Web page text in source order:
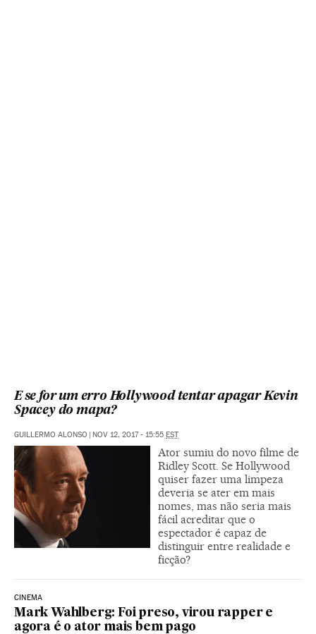
E se for um erro Hollywood tentar apagar Kevin
Spacey do mapa?
GUILLERMO ALONSO NOV 12, 2017 - 15:55 EST
Ator sumiu do novo filme de
Ridley Scott. Se Hollywood
quiser fazer uma limpeza
deveria se ater em mais
nomes, mas não seria mais
fácil acreditar que o
espectador é capaz de
distinguir entre realidade e
ficção?
CINEMA
Mark Wahlberg: Foi preso, virou rapper e
agora é o ator mais bem pago